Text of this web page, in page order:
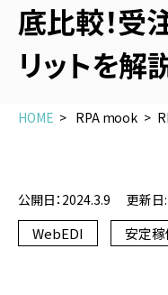
底比較！受
リットを解
HOME RPA mook
公開日：2024.3.9 更新日
WebEDI 安定